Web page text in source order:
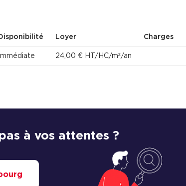
Loyer Charges
Immédiate 24,00 € HT/HC/m²/an
à vos attentes ?